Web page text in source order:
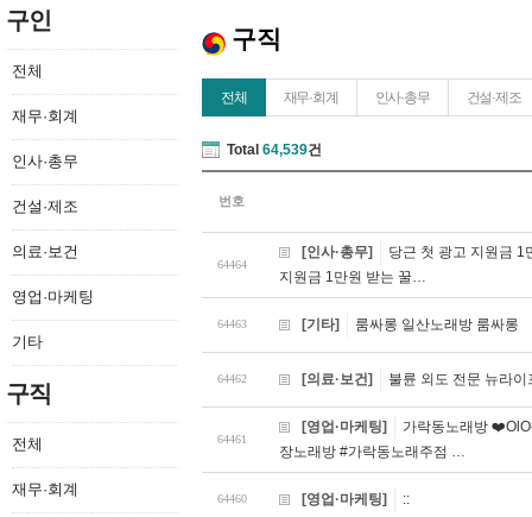
구인
전체
재무·회계
인사·총무
건설·제조
의료·보건
영업·마케팅
기타
구직
전체
재무·회계
구직
전체 재무·회계 인사·총무 건설·제조
Total 64,539건
번호
64464
[인사·총무]
당근 첫 광고 지원금 1
지원금 1만원 받는 꿀…
64463 [기타] 룸싸롱 일산노래방 룸싸롱
64462 [의료·보건] 불륜 외도 전문 뉴라
64461
[영업·마케팅]
가락동노래방
장노래방 #가락동노래주점 …
64460 [영업·마케팅] ::